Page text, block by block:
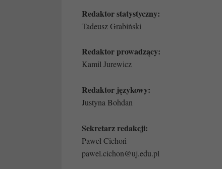
Redaktor statystyczny:
Tadeusz Grabiński
Redaktor prowadzący:
Kamil Jurewicz
Redaktor językowy:
Justyna Bohdan
Sekretarz redakcji:
Paweł Cichoń
pawel.cichon@uj.edu.pl